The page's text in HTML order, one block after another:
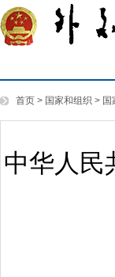
首页 > 国家和组织 > 国
中华人民